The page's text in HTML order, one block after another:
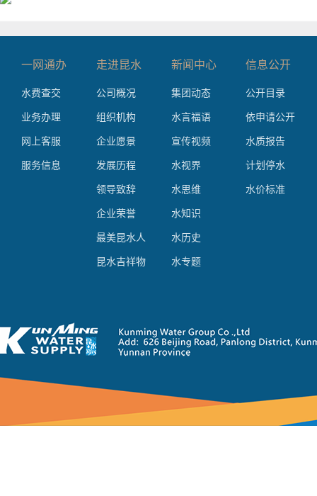
一网通办
水费查交
业务办理
网上客服
服务信息
走进昆水
公司概况
组织机构
企业愿景
发展历程
领导致辞
企业荣誉
最美昆水人
昆水吉祥物
新闻中心
集团动态
水言福语
宣传视频
水视界
水思维
水知识
水历史
水专题
信息公开
公开目录
依申请公开
水质报告
计划停水
水价标准